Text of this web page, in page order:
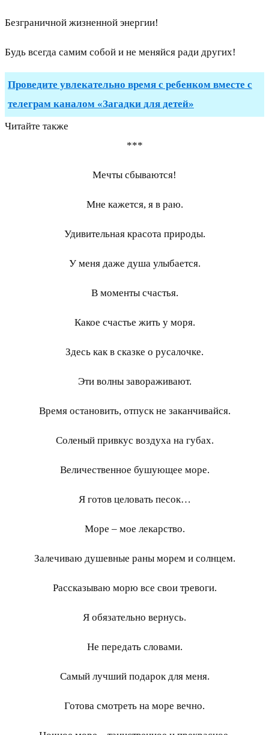
Безграничной жизненной энергии!
Будь всегда самим собой и не меняйся ради других!
Проведите увлекательно время с ребенком вместе с
телеграм каналом «Загадки для детей»
Читайте также
***
Мечты сбываются!
Мне кажется, я в раю.
Удивительная красота природы.
У меня даже душа улыбается.
В моменты счастья.
Какое счастье жить у моря.
Здесь как в сказке о русалочке.
Эти волны завораживают.
Время остановить, отпуск не заканчивайся.
Соленый привкус воздуха на губах.
Величественное бушующее море.
Я готов целовать песок…
Море – мое лекарство.
Залечиваю душевные раны морем и солнцем.
Рассказываю морю все свои тревоги.
Я обязательно вернусь.
Не передать словами.
Самый лучший подарок для меня.
Готова смотреть на море вечно.